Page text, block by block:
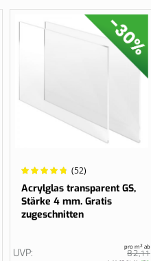
Wertung:
98.4615%
(52)
Acrylglas transparent GS,
Stärke 4 mm. Gratis
zugeschnitten
UVP 82,11
pro m² ab